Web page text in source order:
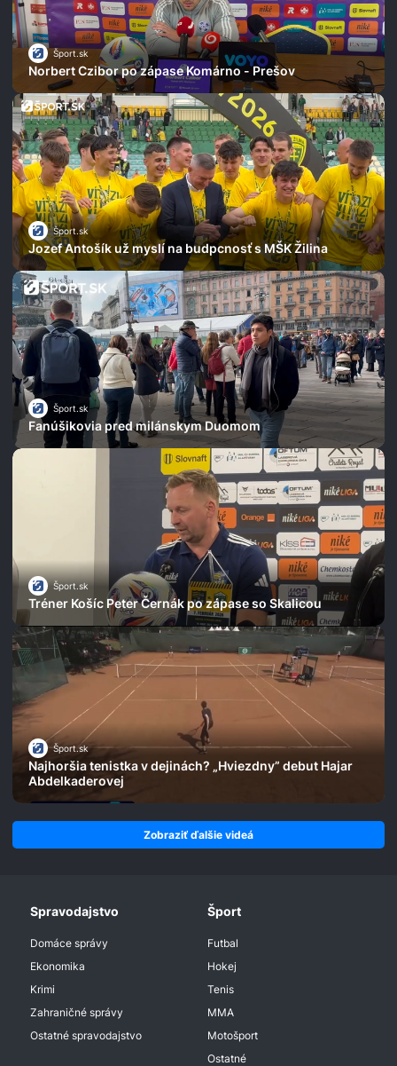
Šport.sk
Norbert Czibor po zápase Komárno - Prešov
Šport.sk
Jozef Antošík už myslí na budpcnosť s MŠK Žilina
Šport.sk
Fanúšikovia pred milánskym Duomom
Šport.sk
Tréner Košíc Peter Černák po zápase so Skalicou
Šport.sk
Najhoršia tenistka v dejinách? „Hviezdny” debut Hajar
Abdelkaderovej
Zobraziť ďalšie videá
Spravodajstvo
Domáce správy
Ekonomika
Krimi
Zahraničné správy
Ostatné spravodajstvo
Šport
Futbal
Hokej
Tenis
MMA
Motošport
Ostatné